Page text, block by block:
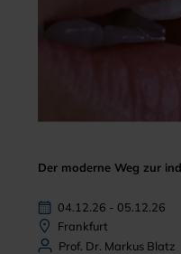
Der moderne Weg zur
04.12.26 - 05.12.26
Frankfurt
Prof. Dr. Markus Blatz